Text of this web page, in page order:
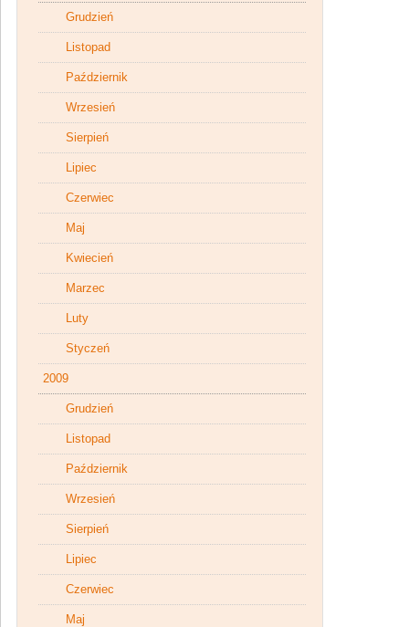
Grudzień
Listopad
Październik
Wrzesień
Sierpień
Lipiec
Czerwiec
Maj
Kwiecień
Marzec
Luty
Styczeń
2009
Grudzień
Listopad
Październik
Wrzesień
Sierpień
Lipiec
Czerwiec
Maj